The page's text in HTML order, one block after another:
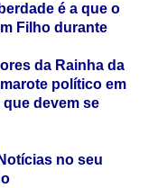
é a que o
Filho durante
da Rainha da
político em
devem se
no seu